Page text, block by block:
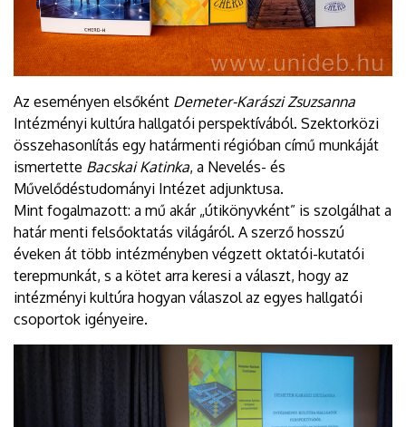
Az eseményen elsőként Demeter-Karászi Zsuzsanna
Intézményi kultúra hallgatói perspektívából. Szektorközi
összehasonlítás egy határmenti régióban című munkáját
ismertette Bacskai Katinka, a Nevelés- és
Művelődéstudományi Intézet adjunktusa.
Mint fogalmazott: a mű akár „útikönyvként” is szolgálhat a
határ menti felsőoktatás világáról. A szerző hosszú
éveken át több intézményben végzett oktatói-kutatói
terepmunkát, s a kötet arra keresi a választ, hogy az
intézményi kultúra hogyan válaszol az egyes hallgatói
csoportok igényeire.